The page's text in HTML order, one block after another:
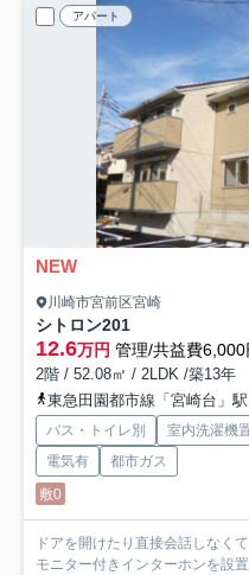
アパート
NEW
川崎市宮前区宮崎
シトロン201
12.6万円 管理/共益費6,000
2階 / 52.08㎡ / 2LDK /築13年
東急田園都市線「宮崎台」
バス・トイレ別 室内洗濯機
電気有
都市ガス
敷0
ドアを開けたり直接会話しなく
モニター付きインターホンを設